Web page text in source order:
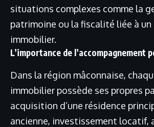
situations complexes comme la
patrimoine ou la fiscalité liée à
immobilier.
L’importance de l’accompagnement
Dans la région mâconnaise,
immobilier possède ses propres
acquisition d’une résidence
ancienne, investissement locatif,